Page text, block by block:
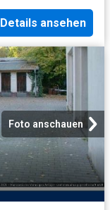
Details ansehen
Foto anschauen